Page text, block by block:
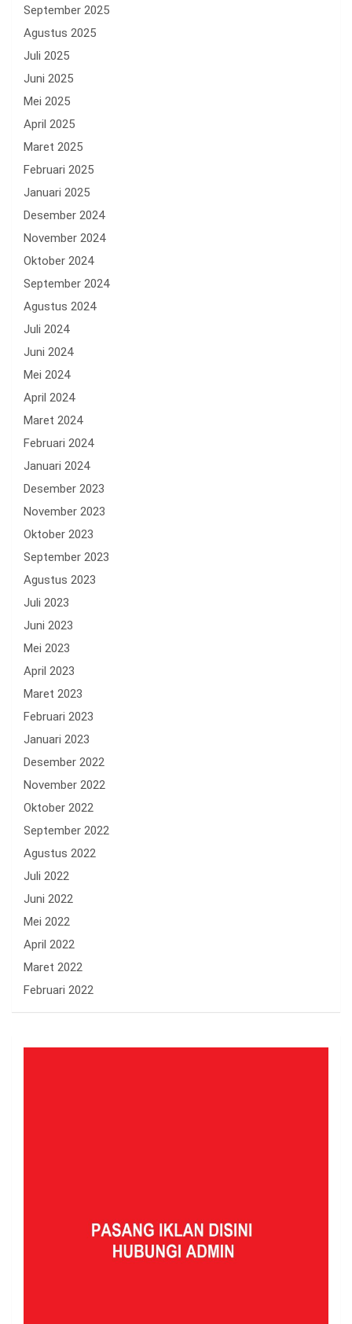
September 2025
Agustus 2025
Juli 2025
Juni 2025
Mei 2025
April 2025
Maret 2025
Februari 2025
Januari 2025
Desember 2024
November 2024
Oktober 2024
September 2024
Agustus 2024
Juli 2024
Juni 2024
Mei 2024
April 2024
Maret 2024
Februari 2024
Januari 2024
Desember 2023
November 2023
Oktober 2023
September 2023
Agustus 2023
Juli 2023
Juni 2023
Mei 2023
April 2023
Maret 2023
Februari 2023
Januari 2023
Desember 2022
November 2022
Oktober 2022
September 2022
Agustus 2022
Juli 2022
Juni 2022
Mei 2022
April 2022
Maret 2022
Februari 2022